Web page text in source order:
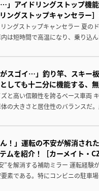
…」アイドリングストップ機
ングストップキャンセラー
ングストップキャンセラー 夏の
は短時間で高温になり、乗り込
スゴイ…」釣り竿、スキー
しても十二分に機能する、無
と高い信頼性を誇るベース車両
の大きさと居住性のバランスだ
！」運転の不安が解消され
ムを紹介！［カーメイト・
を解消する補助ミラー 運転経験
素である。特にコンビニの駐車